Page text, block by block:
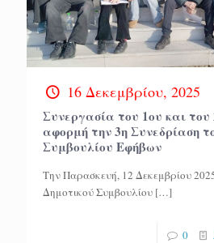
16 Δεκεμβρίου, 2025
Συνεργασία του 1ου και του
αφορμή την 3η Συνεδρίαση
Συμβουλίου Εφήβων
Την Παρασκευή, 12 Δεκεμβρίου
Δημοτικού Συμβουλίου […]
0